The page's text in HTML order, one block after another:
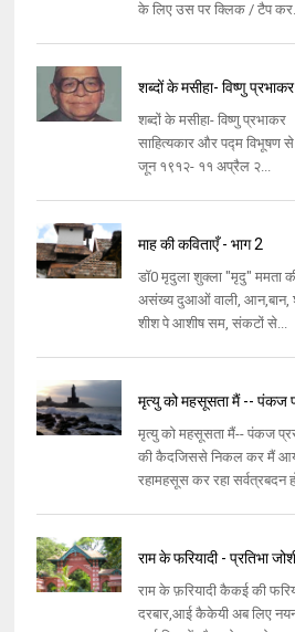
के लिए उस पर क्लिक / टैप
शब्दों के मसीहा- विष्णु प्रभाकर
शब्दों के मसीहा- विष्णु प्रभाकर
साहित्यकार और पद्म विभूषण से
जून १९१२- ११ अप्रैल २...
माह की कविताएँ - भाग 2
डॉ0 मृदुला शुक्ला "मृदु" ममता
असंख्य दुआओं वाली, आन,बान,
शीश पे आशीष सम, संकटों से...
मृत्यु को महसूसता मैं -- पंकज
मृत्यु को महसूसता मैं-- पंकज
की कैदजिससे निकल कर मैं
रहामहसूस कर रहा सर्वत्रबदन
राम के फरियादी - प्रतिभा
राम के फ़रियादी कैकई की
दरबार,आई कैकेयी अब लिए